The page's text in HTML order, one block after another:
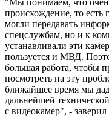
происхождение, то есть
могли передавать
спецслужбам, но и к
устанавливали эти
пользуется и МВД.
большая работа, чтобы
посмотреть на эту
ближайшее время мы
дальнейшей
с видеокамер", -